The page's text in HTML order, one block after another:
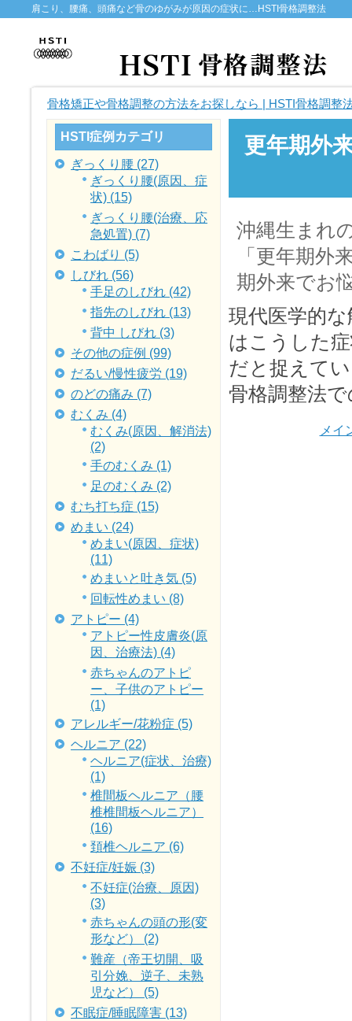
肩こり、腰痛、頭痛など骨のゆがみが原因の症状に…HSTI骨格調整法
骨格矯正や骨格調整の方法をお探しなら | HSTI骨格調整
更年期外
沖縄生まれ
「更年期外
期外来でお
現代医学的
はこうした
だと捉えて
骨格調整法
メイ
HSTI症例カテゴリ
ぎっくり腰 (27)
ぎっくり腰(原因、症
状) (15)
ぎっくり腰(治療、応
急処置) (7)
こわばり (5)
しびれ (56)
手足のしびれ (42)
指先のしびれ (13)
背中 しびれ (3)
その他の症例 (99)
だるい/慢性疲労 (19)
のどの痛み (7)
むくみ (4)
むくみ(原因、解消法)
(2)
手のむくみ (1)
足のむくみ (2)
むち打ち症 (15)
めまい (24)
めまい(原因、症状)
(11)
めまいと吐き気 (5)
回転性めまい (8)
アトピー (4)
アトピー性皮膚炎(原
因、治療法) (4)
赤ちゃんのアトピ
ー、子供のアトピー
(1)
アレルギー/花粉症 (5)
ヘルニア (22)
ヘルニア(症状、治療)
(1)
椎間板ヘルニア（腰
椎椎間板ヘルニア）
(16)
頚椎ヘルニア (6)
不妊症/妊娠 (3)
不妊症(治療、原因)
(3)
赤ちゃんの頭の形(変
形など） (2)
難産（帝王切開、吸
引分娩、逆子、未熟
児など） (5)
不眠症/睡眠障害 (13)